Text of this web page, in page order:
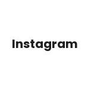
Instagram